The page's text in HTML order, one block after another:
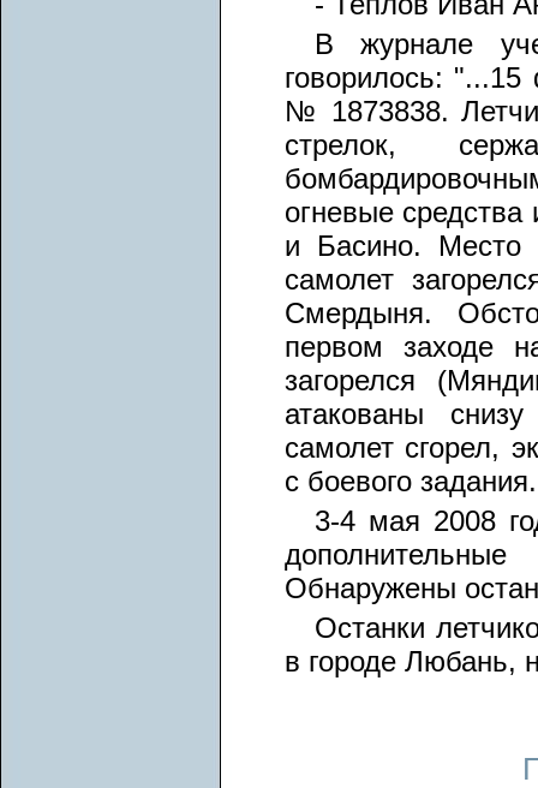
В журнале
говорилось:
№ 1873838.
стрелок,
огневые
и Басино. Место
самолет
Смердыня.
первом заходе
загорелся
атакованы
самолет сгорел,
с боевого
3-4 мая 2008
Обнаружены
Останки
в городе Любань,